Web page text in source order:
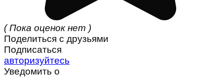
( Пока оценок нет )
Поделиться с друзьями
Подписаться
авторизуйтесь
Уведомить о